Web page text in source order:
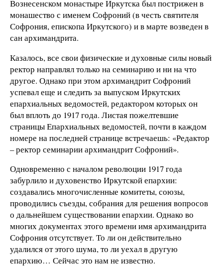
Вознесенском монастыре Иркутска был пострижен в
монашество с именем Софроний (в честь святителя
Софрония, епископа Иркутского) и в марте возведен в
сан архимандрита.
Казалось, все свои физические и духовные силы новый
ректор направлял только на семинарию и ни на что
другое. Однако при этом архимандрит Софроний
успевал еще и следить за выпуском Иркутских
епархиальных ведомостей, редактором которых он
был вплоть до 1917 года. Листая пожелтевшие
страницы Епархиальных ведомостей, почти в каждом
номере на последней странице встречаешь: «Редактор
– ректор семинарии архимандрит Софроний».
Одновременно с началом революции 1917 года
забурлило и духовенство Иркутской епархии:
создавались многочисленные комитеты, союзы,
проводились съезды, собрания для решения вопросов
о дальнейшем существовании епархии. Однако во
многих документах этого времени имя архимандрита
Софрония отсутствует. То ли он действительно
удалился от этого шума, то ли уехал в другую
епархию… Сейчас это нам не известно.